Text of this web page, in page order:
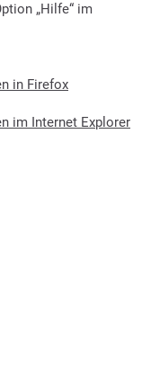
„Hilfe“ im
in Firefox
im Internet Explorer